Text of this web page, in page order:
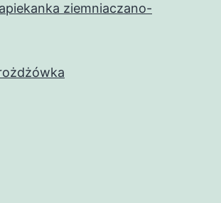
ziemniaczano-